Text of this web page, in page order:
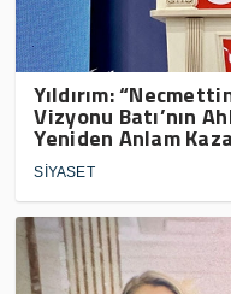
Yıldırım:
Vizyonu Batı’nın
Yeniden Anlam
SİYASET